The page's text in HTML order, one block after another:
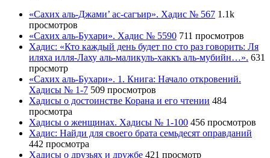
«Сахих аль-Джами’ ас-сагъир». Хадис № 567 1.1k
просмотров
«Сахих аль-Бухари». Хадис № 5590 711 просмотров
Хадис: «Кто каждый день будет по сто раз говорить: Ля
иляха илля-Лаху аль-маликуль-хаккъ аль-мубийн…». 631
просмотр
«Сахих аль-Бухари». 1. Книга: Начало откровений.
Хадисы № 1-7 509 просмотров
Хадисы о достоинстве Корана и его чтении 484
просмотра
Хадисы о женщинах. Хадисы № 1-100 456 просмотров
Хадис: Найди для своего брата семьдесят оправданий
442 просмотра
Хадисы о друзьях и дружбе 421 просмотр